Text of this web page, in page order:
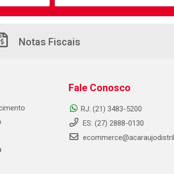
Notas Fiscais
Fale Conosco
RJ: (21) 3483-5200
ES: (27) 2888-0130